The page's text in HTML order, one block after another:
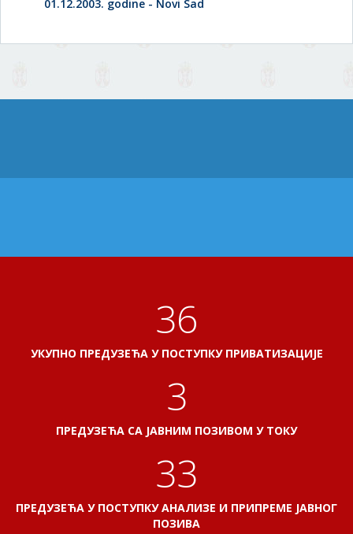
01.12.2003. godine - Novi Sad
41
УКУПНО ПРЕДУЗЕЋА У ПОСТУПКУ ПРИВАТИЗАЦИЈЕ
3
ПРЕДУЗЕЋА СА ЈАВНИМ ПОЗИВОМ У ТОКУ
38
ПРЕДУЗЕЋА У ПОСТУПКУ АНАЛИЗЕ И ПРИПРЕМЕ ЈАВНОГ
ПОЗИВА